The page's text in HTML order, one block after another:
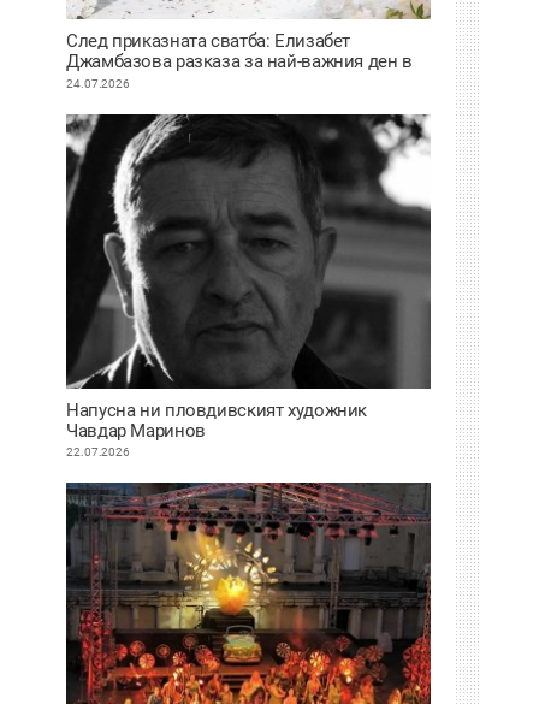
След приказната сватба: Елизабет
Джамбазова разказа за най-важния ден в
живота си
24.07.2026
Напусна ни пловдивският художник
Чавдар Маринов
22.07.2026